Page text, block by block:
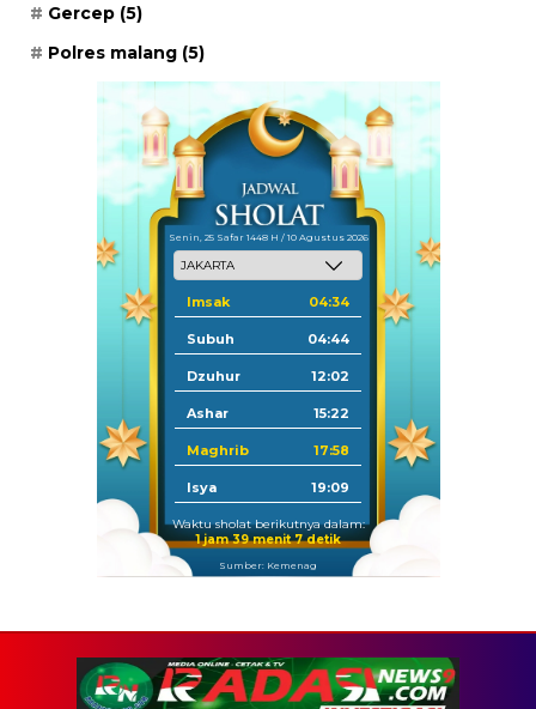
Gercep (5)
Polres malang (5)
Senin, 25 Safar 1448 H / 10 Agustus 2026
Imsak 04:34
Subuh 04:44
Dzuhur 12:02
Ashar 15:22
Maghrib 17:58
Isya 19:09
Waktu sholat berikutnya dalam:
1 jam 39 menit 7 detik
Sumber: Kemenag